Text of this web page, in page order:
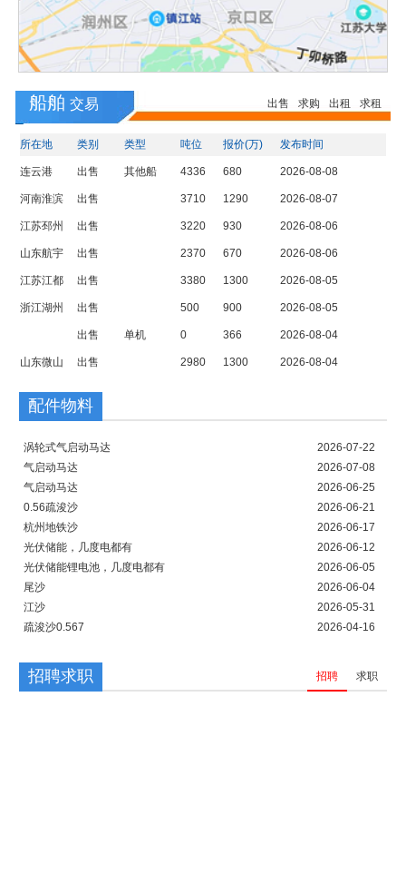
出售 求购 出租 求租
船舶 交易
所在地 类别 类型 吨位 报价(万) 发布时间
连云港 出售 其他船 4336 680 2026-08-08
河南淮滨 出售 3710 1290 2026-08-07
江苏邳州 出售 3220 930 2026-08-06
山东航宇 出售 2370 670 2026-08-06
江苏江都 出售 3380 1300 2026-08-05
浙江湖州 出售 500 900 2026-08-05
出售 单机 0 366 2026-08-04
山东微山 出售 2980 1300 2026-08-04
配件物料
2026-07-22
涡轮式气启动马达
2026-07-08
气启动马达
2026-06-25
气启动马达
2026-06-21
0.56疏浚沙
2026-06-17
杭州地铁沙
2026-06-12
光伏储能，几度电都有
2026-06-05
光伏储能锂电池，几度电都有
2026-06-04
尾沙
2026-05-31
江沙
2026-04-16
疏浚沙0.567
招聘求职 招聘 求职